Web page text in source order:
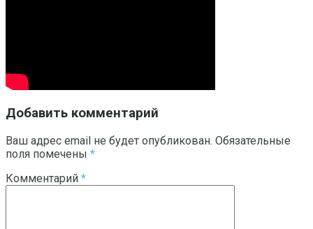
Добавить комментарий
Ваш адрес email не будет опубликован. Обязательные
поля помечены *
Комментарий *